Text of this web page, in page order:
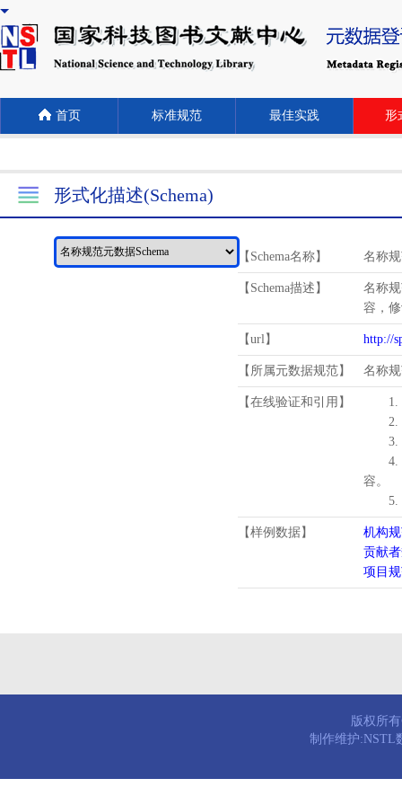
首页 标准规范 最佳实践 形
形式化描述(Schema)
【Schema名称】 名称规
【Schema描述】
名称
容，
【url】 http://
【所属元数据规范】 名称
【在线验证和引用】
1.
2.
3.
4.
容。
5.
【样例数据】
机构
贡献
项目
版权所
制作维护:NSTL